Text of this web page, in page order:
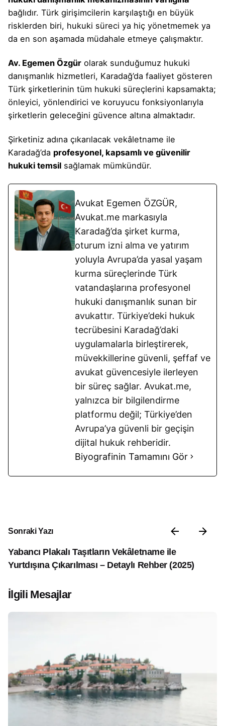
bağlıdır. Türk girişimcilerin karşılaştığı en büyük
risklerden biri, hukuki süreci ya hiç yönetmemek ya
da en son aşamada müdahale etmeye çalışmaktır.
Av. Egemen Özgür olarak sunduğumuz hukuki
danışmanlık hizmetleri, Karadağ’da faaliyet gösteren
Türk şirketlerinin tüm hukuki süreçlerini kapsamakta;
önleyici, yönlendirici ve koruyucu fonksiyonlarıyla
şirketlerin geleceğini güvence altına almaktadır.
Şirketiniz adına çıkarılacak vekâletname ile
Karadağ’da profesyonel, kapsamlı ve güvenilir
hukuki temsil sağlamak mümkündür.
Avukat Egemen ÖZGÜR,
Avukat.me markasıyla
Karadağ’da şirket kurma,
oturum izni alma ve yatırım
yoluyla Avrupa’da yasal yaşam
kurma süreçlerinde Türk
vatandaşlarına profesyonel
hukuki danışmanlık sunan bir
avukattır. Türkiye’deki hukuk
tecrübesini Karadağ’daki
uygulamalarla birleştirerek,
müvekkillerine güvenli, şeffaf ve
avukat güvencesiyle ilerleyen
bir süreç sağlar. Avukat.me,
yalnızca bir bilgilendirme
platformu değil; Türkiye’den
Avrupa’ya güvenli bir geçişin
dijital hukuk rehberidir.
Biyografinin Tamamını Gör
Sonraki Yazı
Yabancı Plakalı Taşıtların Vekâletname ile
Yurtdışına Çıkarılması – Detaylı Rehber (2025)
İlgili Mesajlar